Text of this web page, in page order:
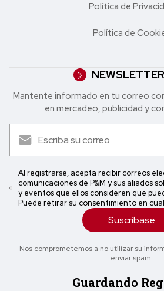
Política de
Política de
Mantente informado en tu correo
en mercadeo, publicidad y
Al registrarse, acepta recibir correos
comunicaciones de P&M y sus aliados
y eventos que ellos consideren que
Puede retirar su consentimiento en
Suscríbase
Nos comprometemos a no utilizar su
enviar spam.
Guardando